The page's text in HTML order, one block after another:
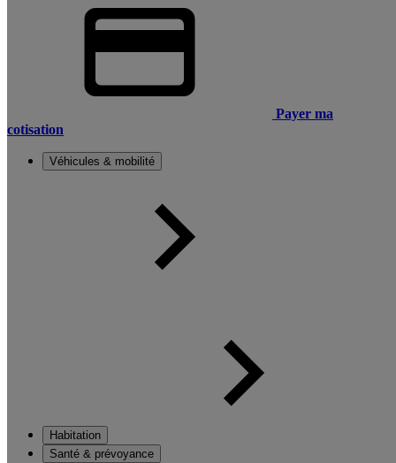
Payer ma
cotisation
Véhicules & mobilité
Habitation
Santé & prévoyance